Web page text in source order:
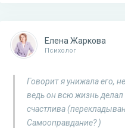
Елена Жаркова
Психолог
Говорит я унижала его,
ведь он всю жизнь делал
счастлива
Самооправдание? )